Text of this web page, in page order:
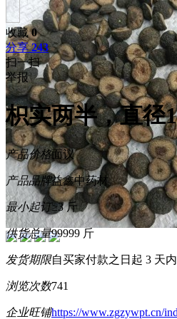
收藏0
分享243
扫一扫
举报
枳实两半，直径
产品价格面议
产品品牌益鑫中药材
最小起订≥3 斤
供货总量99999 斤
发货期限自买家付款之日起 3 天
浏览次数741
企业旺铺https://www.zgzywpt.cn/